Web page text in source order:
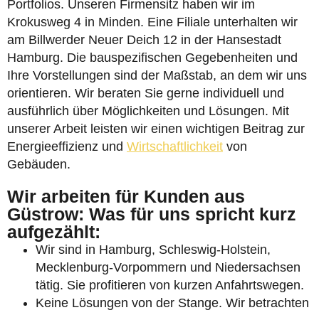
Portfolios. Unseren Firmensitz haben wir im
Krokusweg 4 in Minden. Eine Filiale unterhalten wir
am Billwerder Neuer Deich 12 in der Hansestadt
Hamburg. Die bauspezifischen Gegebenheiten und
Ihre Vorstellungen sind der Maßstab, an dem wir uns
orientieren. Wir beraten Sie gerne individuell und
ausführlich über Möglichkeiten und Lösungen. Mit
unserer Arbeit leisten wir einen wichtigen Beitrag zur
Energieeffizienz und Wirtschaftlichkeit von
Gebäuden.
Wir arbeiten für Kunden aus
Güstrow: Was für uns spricht kurz
aufgezählt:
Wir sind in Hamburg, Schleswig-Holstein,
Mecklenburg-Vorpommern und Niedersachsen
tätig. Sie profitieren von kurzen Anfahrtswegen.
Keine Lösungen von der Stange. Wir betrachten